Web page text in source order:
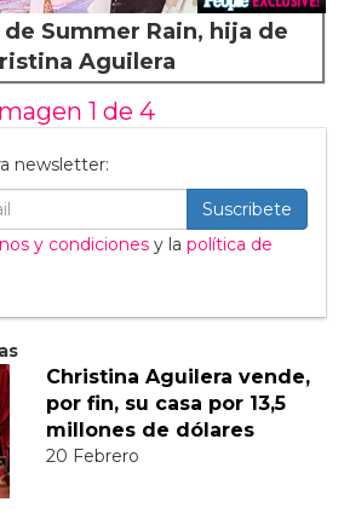
Summer Rain, hija de
Aguilera
1 de 4
newsletter:
Suscribete
y condiciones y la política de
Christina Aguilera vende,
por fin, su casa por 13,5
millones de dólares
20 Febrero